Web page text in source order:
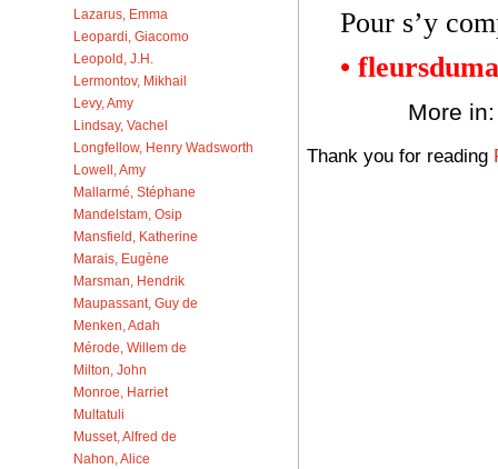
Lazarus, Emma
Leopardi, Giacomo
Leopold, J.H.
Lermontov, Mikhail
Levy, Amy
Lindsay, Vachel
Longfellow, Henry Wadsworth
Lowell, Amy
Mallarmé, Stéphane
Mandelstam, Osip
Mansfield, Katherine
Marais, Eugène
Marsman, Hendrik
Maupassant, Guy de
Menken, Adah
Mérode, Willem de
Milton, John
Monroe, Harriet
Multatuli
Musset, Alfred de
Nahon, Alice
Pour s’y
•
More
Thank you for reading